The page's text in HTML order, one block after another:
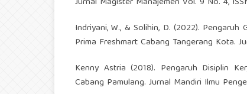
Indriyani, W., & Solihin, D. (2022).
Prima Freshmart Cabang Tangerang Kota.
Kenny Astria (2018). Pengaruh Disiplin
Cabang Pamulang. Jurnal Mandiri Ilmu